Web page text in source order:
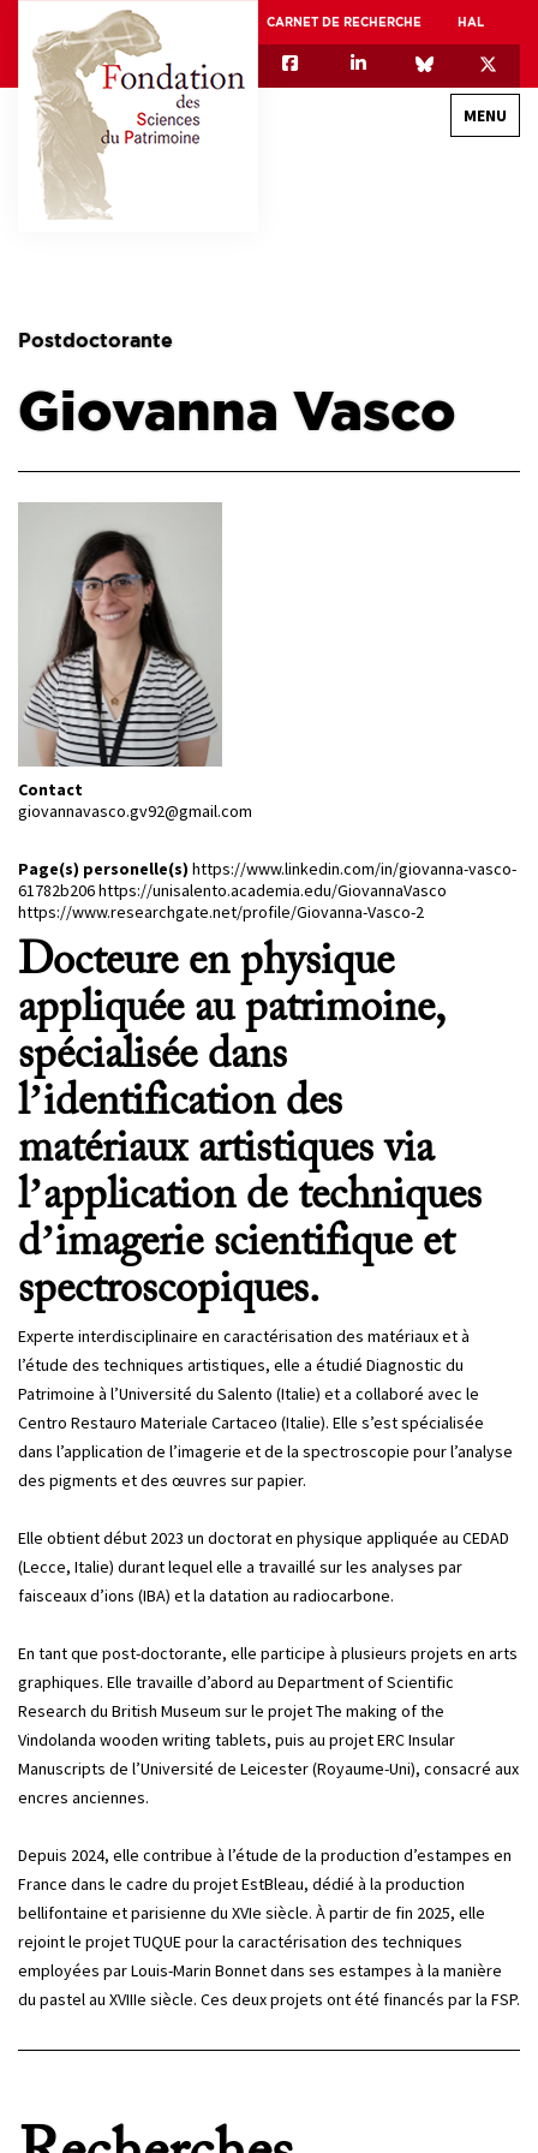
CARNET DE RECHERCHE HAL
MENU
ASSOCIATION DES JEUNES CHERCHEURS EN SCIENCES DU PATRIMOINE – AFJ2CSP
EQUIPEX + ESPADON
MÉCÉNAT
Postdoctorante
Giovanna Vasco
Contact
giovannavasco.gv92@gmail.com
Page(s) personelle(s) https://www.linkedin.com/in/giovanna-vasco-
61782b206https://unisalento.academia.edu/GiovannaVasco
https://www.researchgate.net/profile/Giovanna-Vasco-2
Docteure en physique
appliquée au patrimoine,
spécialisée dans
l’identification des
matériaux artistiques via
l’application de techniques
d’imagerie scientifique et
spectroscopiques.
Experte interdisciplinaire en caractérisation des matériaux et à
l’étude des techniques artistiques, elle a étudié Diagnostic du
Patrimoine à l’Université du Salento (Italie) et a collaboré avec le
Centro Restauro Materiale Cartaceo (Italie). Elle s’est spécialisée
dans l’application de l’imagerie et de la spectroscopie pour l’analyse
des pigments et des œuvres sur papier.
Elle obtient début 2023 un doctorat en physique appliquée au CEDAD
(Lecce, Italie) durant lequel elle a travaillé sur les analyses par
faisceaux d’ions (IBA) et la datation au radiocarbone.
En tant que post-doctorante, elle participe à plusieurs projets en arts
graphiques. Elle travaille d’abord au Department of Scientific
Research du British Museum sur le projet The making of the
Vindolanda wooden writing tablets, puis au projet ERC Insular
Manuscripts de l’Université de Leicester (Royaume-Uni), consacré aux
encres anciennes.
Depuis 2024, elle contribue à l’étude de la production d’estampes en
France dans le cadre du projet EstBleau, dédié à la production
bellifontaine et parisienne du XVIe siècle. À partir de fin 2025, elle
rejoint le projet TUQUE pour la caractérisation des techniques
employées par Louis-Marin Bonnet dans ses estampes à la manière
du pastel au XVIIIe siècle. Ces deux projets ont été financés par la FSP.